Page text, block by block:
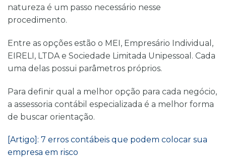
natureza é um passo necessário nesse
procedimento.
Entre as opções estão o MEI, Empresário Individual,
EIRELI, LTDA e Sociedade Limitada Unipessoal. Cada
uma delas possui parâmetros próprios.
Para definir qual a melhor opção para cada negócio,
a assessoria contábil especializada é a melhor forma
de buscar orientação.
[Artigo]: 7 erros contábeis que podem colocar sua
empresa em risco